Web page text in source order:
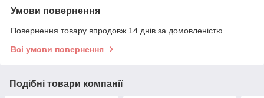
Умови повернення
Повернення товару впродовж 14 днів за домовленістю
Всі умови повернення
Подібні товари компанії